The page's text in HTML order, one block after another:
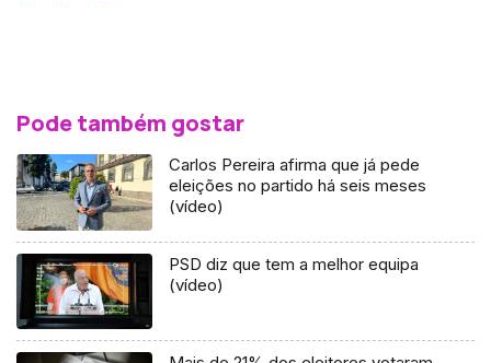
Pode também gostar
Carlos Pereira afirma que já pede
eleições no partido há seis meses
(vídeo)
PSD diz que tem a melhor equipa
(vídeo)